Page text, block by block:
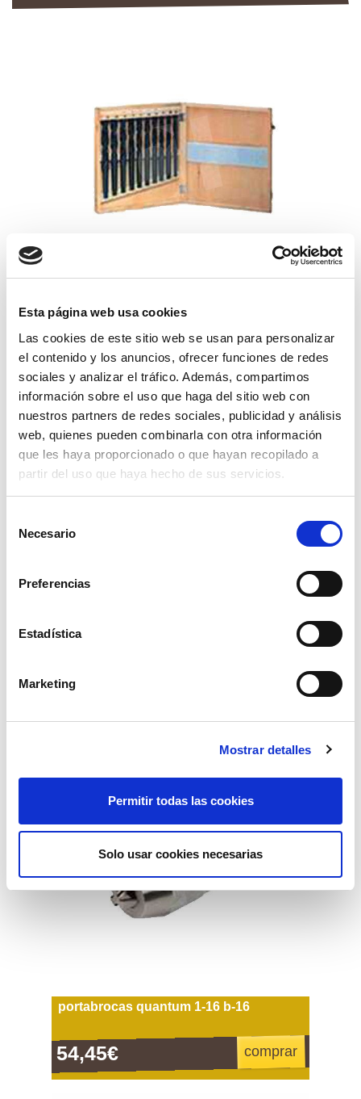
Esta página web usa cookies
Las cookies de este sitio web se usan para personalizar
el contenido y los anuncios, ofrecer funciones de redes
sociales y analizar el tráfico. Además, compartimos
información sobre el uso que haga del sitio web con
nuestros partners de redes sociales, publicidad y análisis
web, quienes pueden combinarla con otra información
que les haya proporcionado o que hayan recopilado a
partir del uso que haya hecho de sus servicios.
Necesario
Preferencias
Estadística
Marketing
Mostrar detalles
Permitir todas las cookies
Solo usar cookies necesarias
284,35€ comprar
64,19€
portabrocas quantum 1-16 b-16
54,45€ comprar